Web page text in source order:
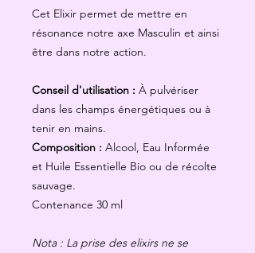
Cet Elixir permet de mettre en
résonance notre axe Masculin et ainsi
être dans notre action.
Conseil d'utilisation : À pulvériser
dans les champs énergétiques ou à
tenir en mains.
Composition : Alcool, Eau Informée
et Huile Essentielle Bio ou de récolte
sauvage.
Contenance 30 ml
Nota : La prise des elixirs ne se